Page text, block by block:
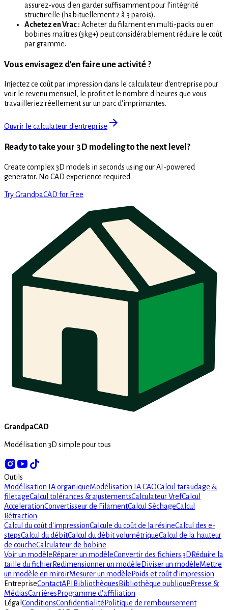
assurez-vous d'en garder suffisamment pour l'intégrité
structurelle (habituellement 2 à 3 parois).
Achetez en Vrac : Acheter du filament en multi-packs ou en
bobines maîtres (3kg+) peut considérablement réduire le coût
par gramme.
Vous envisagez d'en faire une activité ?
Injectez ce coût par impression dans le calculateur d'entreprise pour
voir le revenu mensuel, le profit et le nombre d'heures que vous
travailleriez réellement sur un parc d'imprimantes.
Ouvrir le calculateur d'entreprise
Ready to take your 3D modeling to the next level?
Create complex 3D models in seconds using our AI-powered
generator. No CAD experience required.
Try GrandpaCAD for Free
GrandpaCAD
Modélisation 3D simple pour tous
Outils
Modélisation IA organiqueModélisation IA CAOCalcul taraudage &
filetageCalcul tolérances & ajustementsCalculateur VrefCalcul
AccelerationConvertisseur de FilamentCalcul SèchageCalcul
Rétraction
Calcul du coût d'impressionCalcule du coût de la résineCalcul des e-
stepsCalcul du débitCalcul du débit volumétriqueCalcul de la hauteur
de coucheCalculateur de bobine
Voir un modèle Réparer un modèleConvertir des fichiers 3D Réduire la
taille du fichierRedimensionner un modèle Diviser un modèleMettre
un modèle en miroirMesurer un modèle Poids et coût d’impression
EntrepriseContactAPI Bibliothèques Bibliothèque publique Presse &
MédiasCarrières Programme d'affiliation
Légal ConditionsConfidentialité Politique de remboursement